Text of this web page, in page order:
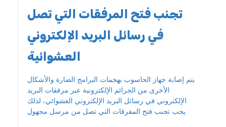
تجنب فتح المرفقات التي تصل
في رسائل البريد الإلكتروني
العشوائية
يتم إصابة جهاز الحاسوب بهجمات البرامج الضارة والأشكال
الأخرى من الجرائم الإلكترونية عبر مرفقات البريد
الإلكتروني في رسائل البريد الإلكتروني العشوائي، لذلك
يجب تجنب فتح المفرقات التي تصل من مرسل مجهول.